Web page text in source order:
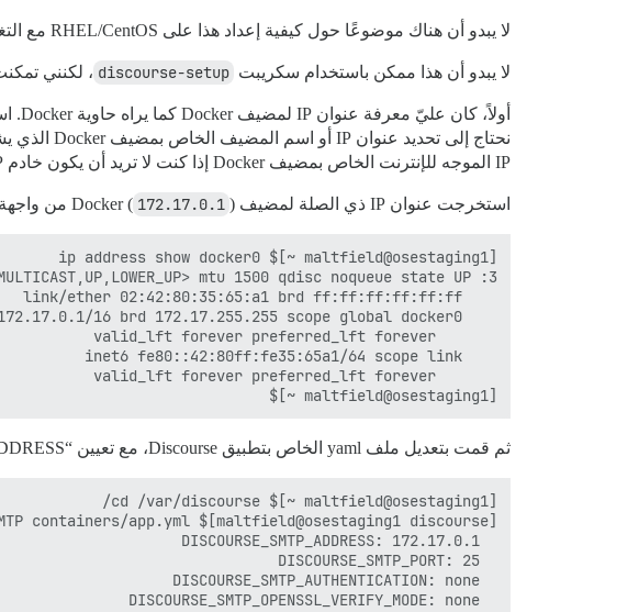
لا يبدو أن هناك موضوعًا حول كيفية إعداد هذا على RHEL/CentOS مع التغييرات اللازمة على كل من Discourse و Postfix، لذا سأقوم بتوثيق ذلك هنا.
لا يبدو أن هذا ممكن باستخدام سكريبت discourse-setup ، لكنني
أولاً، كان عليّ معرفة عنوان IP لمضيف Docker كما يراه حاوية Docker. استخدام
IP الموجه للإنترنت الخاص بمضيف Docker إذا كنت لا تريد أن يكون خادم SMTP الخاص بك متاحًا عبر الإنترنت، على سبيل المثال).
استخرجت عنوان IP ذي الصلة لمضيف Docker ( 172.17.0.1 ) من واجهة
[maltfield@osestaging1 ~]$
ثم قمت بتعديل ملف yaml الخاص بتطبيق Discourse، مع تعيين “DISCOURSE_SMTP_ADDRESS” إلى